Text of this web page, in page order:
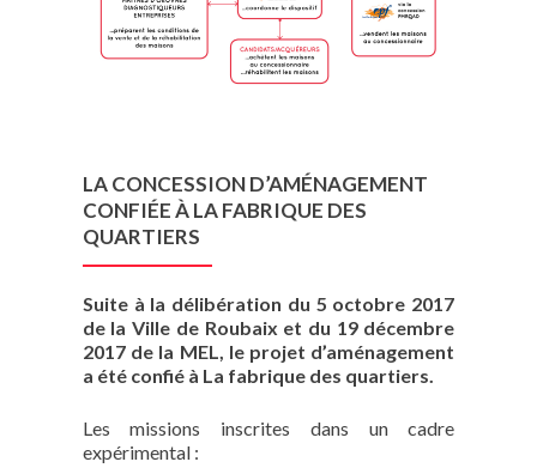
LA CONCESSION D’AMÉNAGEMENT
CONFIÉE À LA FABRIQUE DES
QUARTIERS
Suite à la délibération du 5 octobre 2017
de la Ville de Roubaix et du 19 décembre
2017 de la MEL, le projet d’aménagement
a été confié à La fabrique des quartiers.
Les missions inscrites dans un cadre
expérimental :